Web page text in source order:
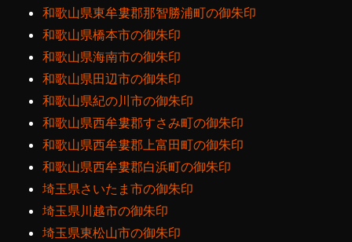
和歌山県東牟婁郡那智勝浦町の御朱印
和歌山県橋本市の御朱印
和歌山県海南市の御朱印
和歌山県田辺市の御朱印
和歌山県紀の川市の御朱印
和歌山県西牟婁郡すさみ町の御朱印
和歌山県西牟婁郡上富田町の御朱印
和歌山県西牟婁郡白浜町の御朱印
埼玉県さいたま市の御朱印
埼玉県川越市の御朱印
埼玉県東松山市の御朱印